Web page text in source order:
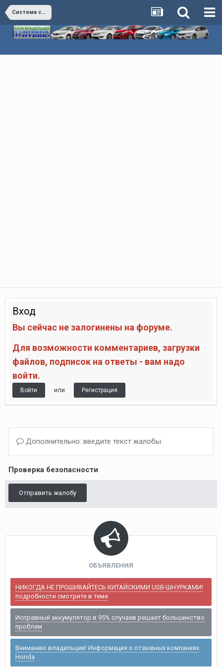
Система смазки двигателя
Вход
Вы сейчас не залогинены на форуме.
Для возможности комментариев, загрузки
файлов, подписок на ответы - вам надо
войти.
Войти или Регистрация
Дополнительно: введите текст жалобы.
Проверка безопасности
Отправить жалобу
ОБЪЯВЛЕНИЯ
НИКОГДА НЕ ПРОШИВАЙТЕСЬ КИТАЙСКИМИ USB-ШНУРКАМИ!
подробности смотрите в теме
Исправный аккумулятор в 95% случаев решает большинство
проблем
Вниманию владельцев! Информация о отзывных компаниях
Honda